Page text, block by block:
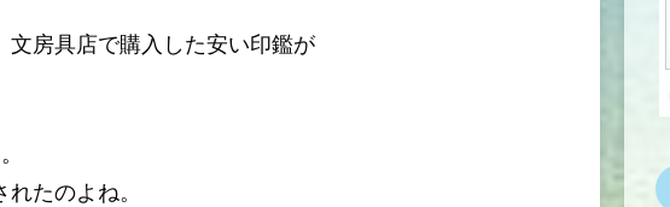
文房具店で購入した安い印鑑が
たのよね。